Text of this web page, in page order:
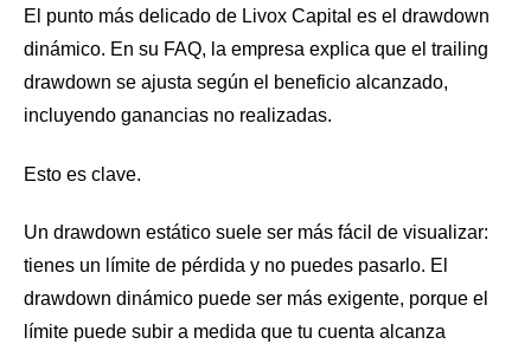
El punto más delicado de Livox Capital es el drawdown
dinámico. En su FAQ, la empresa explica que el trailing
drawdown se ajusta según el beneficio alcanzado,
incluyendo ganancias no realizadas.
Esto es clave.
Un drawdown estático suele ser más fácil de visualizar:
tienes un límite de pérdida y no puedes pasarlo. El
drawdown dinámico puede ser más exigente, porque el
límite puede subir a medida que tu cuenta alcanza